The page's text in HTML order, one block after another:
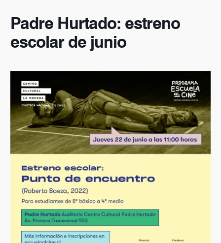
Padre Hurtado: estreno
escolar de junio